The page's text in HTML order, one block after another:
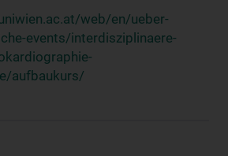
web/en/ueber-
events/interdisziplinaere-
aufbaukurs/